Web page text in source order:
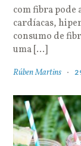
com fibra pode
cardíacas,
consumo de
uma […]
Rúben Martins